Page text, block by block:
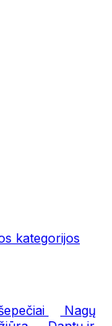
kategorijos
Nagų